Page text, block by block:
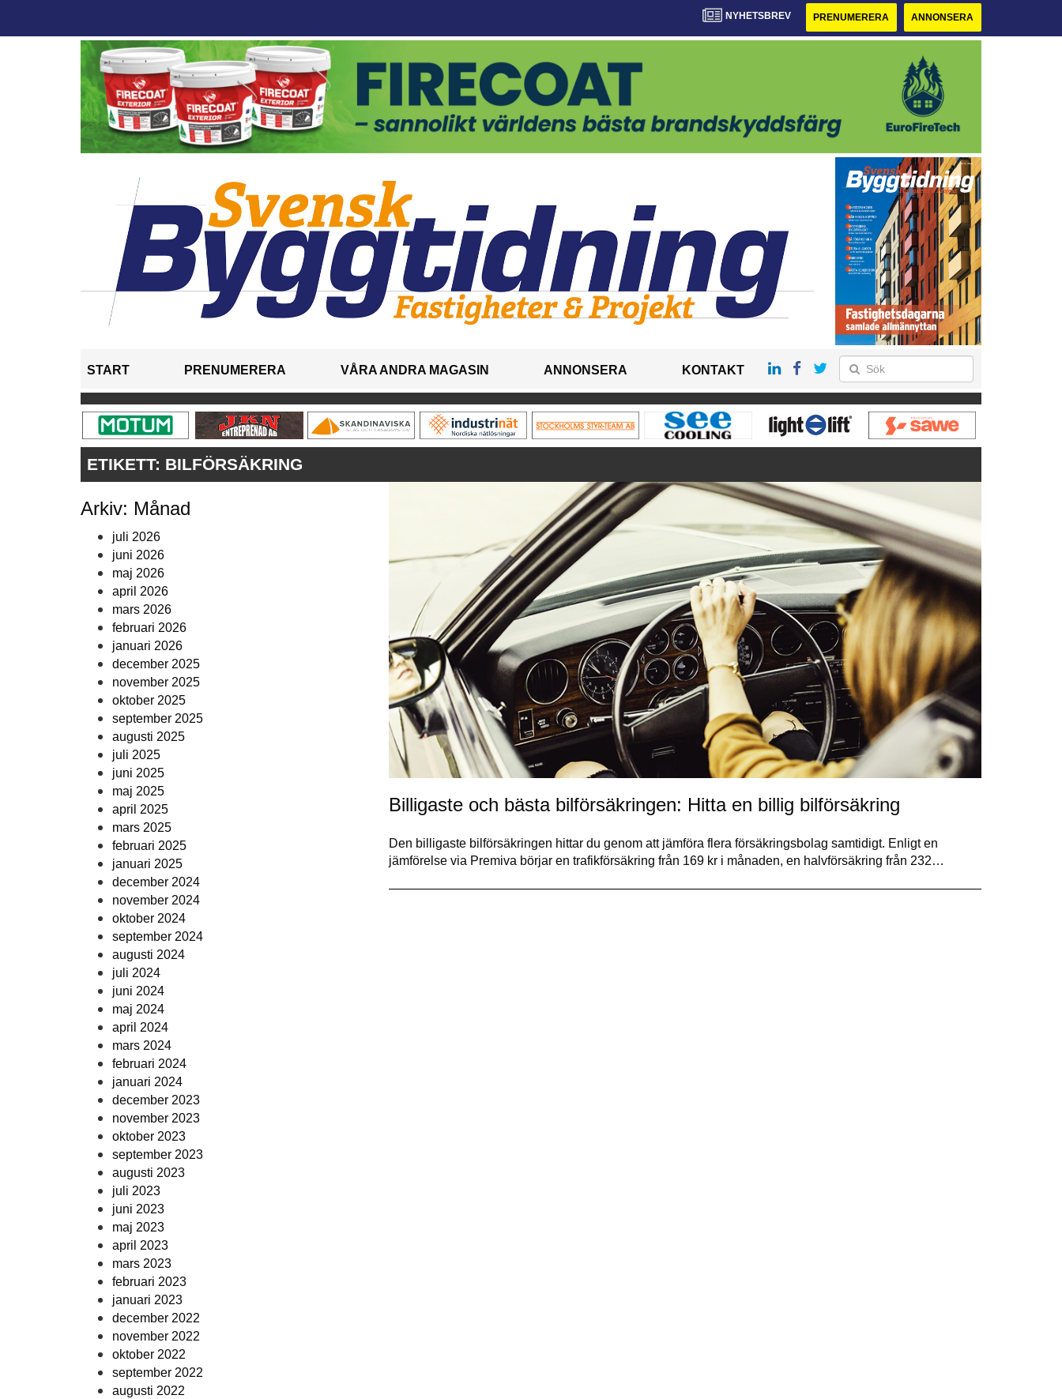
NYHETSBREV PRENUMERERA ANNONSERA
START PRENUMERERA VÅRA ANDRA MAGASIN ANNONSERA KONTAKT
ETIKETT: BILFÖRSÄKRING
Arkiv: Månad
juli 2026
juni 2026
maj 2026
april 2026
mars 2026
februari 2026
januari 2026
december 2025
november 2025
oktober 2025
september 2025
augusti 2025
juli 2025
juni 2025
maj 2025
april 2025
mars 2025
februari 2025
januari 2025
december 2024
november 2024
oktober 2024
september 2024
augusti 2024
juli 2024
juni 2024
maj 2024
april 2024
mars 2024
februari 2024
januari 2024
december 2023
november 2023
oktober 2023
september 2023
augusti 2023
juli 2023
juni 2023
maj 2023
april 2023
mars 2023
februari 2023
januari 2023
december 2022
november 2022
oktober 2022
september 2022
augusti 2022
Billigaste och bästa bilförsäkringen: Hitta en billig bilförsäkring
Den billigaste bilförsäkringen hittar du genom att jämföra flera försäkringsbolag samtidigt. Enligt en
jämförelse via Premiva börjar en trafikförsäkring från 169 kr i månaden, en halvförsäkring från 232…